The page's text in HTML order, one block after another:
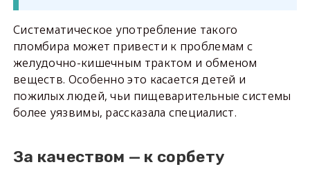
Систематическое употребление такого
пломбира может привести к проблемам с
желудочно-кишечным трактом и обменом
веществ. Особенно это касается детей и
пожилых людей, чьи пищеварительные системы
более уязвимы, рассказала специалист.
За качеством — к сорбету